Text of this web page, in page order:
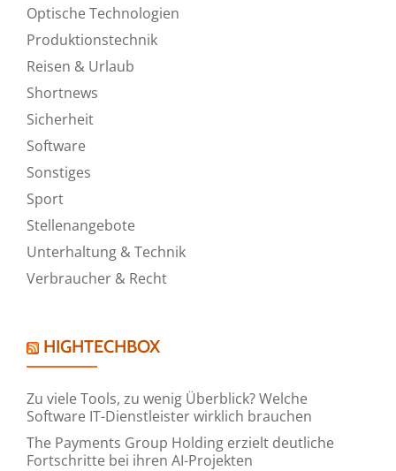
Optische Technologien
Produktionstechnik
Reisen & Urlaub
Shortnews
Sicherheit
Software
Sonstiges
Sport
Stellenangebote
Unterhaltung & Technik
Verbraucher & Recht
HIGHTECHBOX
Zu viele Tools, zu wenig Überblick? Welche
Software IT-Dienstleister wirklich brauchen
The Payments Group Holding erzielt deutliche
Fortschritte bei ihren AI-Projekten